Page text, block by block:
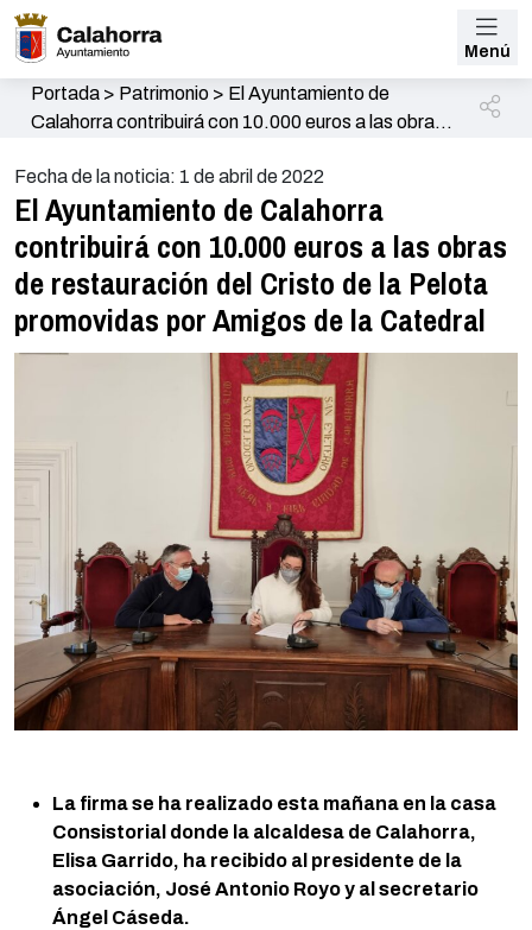
Menú
Portada> Patrimonio> El Ayuntamiento de
Calahorra contribuirá con 10.000 euros a las obras
por Amigos de la Catedral
Fecha de la noticia: 1 de abril de 2022
El Ayuntamiento de Calahorra
contribuirá con 10.000 euros a las obras
de restauración del Cristo de la Pelota
promovidas por Amigos de la Catedral
La firma se ha realizado esta mañana en la casa
Consistorial donde la alcaldesa de Calahorra,
Elisa Garrido, ha recibido al presidente de la
asociación, José Antonio Royo y al secretario
Ángel Cáseda.